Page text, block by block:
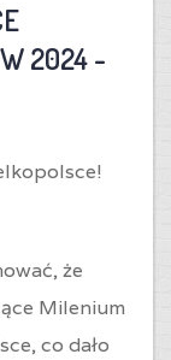
2024 -
że
Milenium
co dało